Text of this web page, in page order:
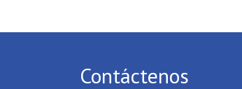
Contáctenos